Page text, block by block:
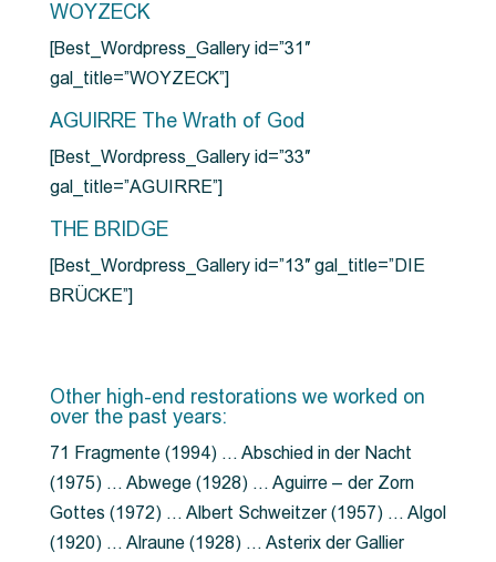
WOYZECK
[Best_Wordpress_Gallery id=”31″
gal_title=”WOYZECK”]
AGUIRRE The Wrath of God
[Best_Wordpress_Gallery id=”33″
gal_title=”AGUIRRE”]
THE BRIDGE
[Best_Wordpress_Gallery id=”13″ gal_title=”DIE
BRÜCKE”]
Other high-end restorations we worked on
over the past years:
71 Fragmente (1994) … Abschied in der Nacht
(1975) … Abwege (1928) … Aguirre – der Zorn
Gottes (1972) … Albert Schweitzer (1957) … Algol
(1920) … Alraune (1928) … Asterix der Gallier